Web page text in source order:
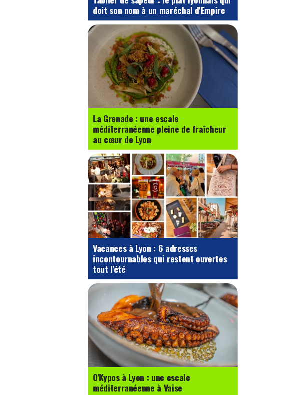
doit son nom à un maréchal d'Empire
La Grenade : une escale
méditerranéenne pleine de fraîcheur
au cœur de Lyon
Vacances à Lyon : 6 adresses
incontournables qui restent ouvertes
tout l'été
O'Kypos à Lyon : une escale
méditerranéenne à Vaise